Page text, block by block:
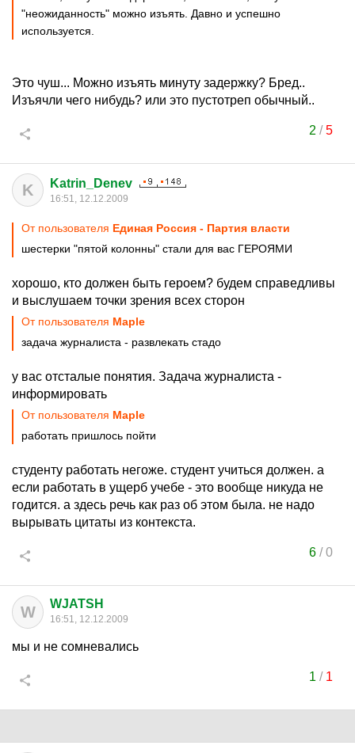
"неожиданность" можно изъять. Давно и успешно
используется.
Это чуш... Можно изъять минуту задержку? Бред..
Изъячли чего нибудь? или это пустотреп обычный..
2 /5
K Katrin_Denev
16:51, 12.12.2009
От пользователя Единая Россия - Партия власти
шестерки "пятой колонны" стали для вас ГЕРОЯМИ
хорошо, кто должен быть героем? будем справедливы
и выслушаем точки зрения всех сторон
От пользователя Maple
задача журналиста - развлекать стадо
у вас отсталые понятия. Задача журналиста -
информировать
От пользователя Maple
работать пришлось пойти
студенту работать негоже. студент учиться должен. а
если работать в ущерб учебе - это вообще никуда не
годится. а здесь речь как раз об этом была. не надо
вырывать цитаты из контекста.
6/0
W WJATSH
16:51, 12.12.2009
мы и не сомневались
1 / 1